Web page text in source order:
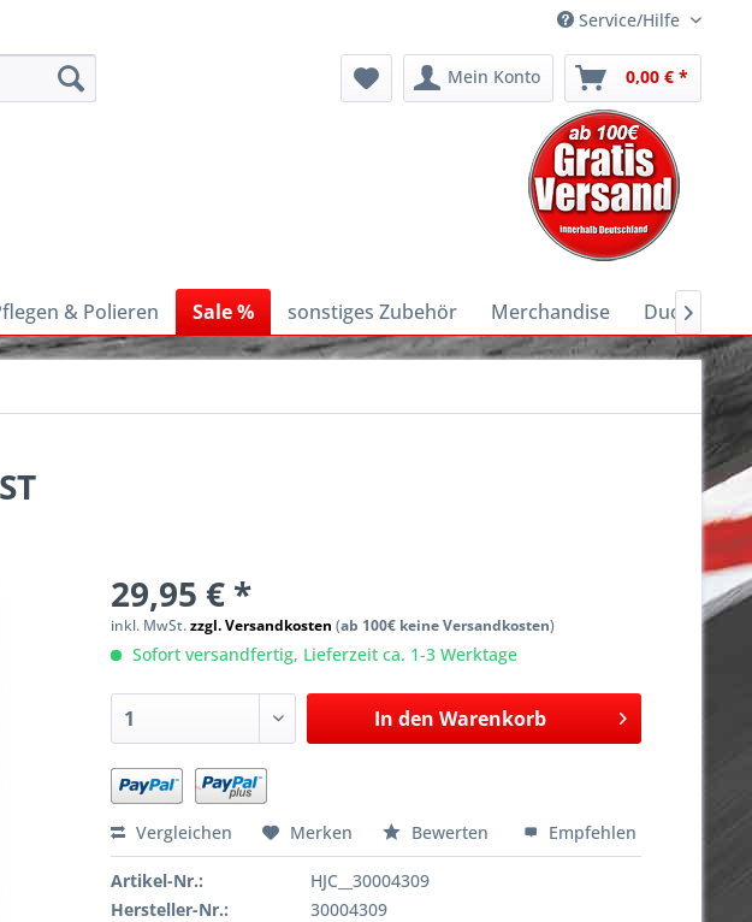
Service/Hilfe
Mein Konto 0,00 € *
& Polieren Sale % sonstiges Zubehör Merchandise Ducati E-

29,95 € *
inkl. MwSt.zzgl. Versandkosten (ab 100€ keine Versandkosten)
Sofort versandfertig, Lieferzeit ca. 1-3 Werktage
In den Warenkorb
Vergleichen Merken Bewerten Empfehlen
Artikel-Nr.:
HJC__30004309
Hersteller-Nr.:
30004309